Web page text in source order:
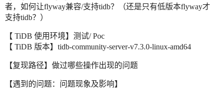
者，如何让flyway兼容/支持tidb？（还是只有低版本flyway才
支持tidb？）
【 TiDB 使用环境】测试/ Poc
【 TiDB 版本】tidb-community-server-v7.3.0-linux-amd64
【复现路径】做过哪些操作出现的问题
【遇到的问题：问题现象及影响】